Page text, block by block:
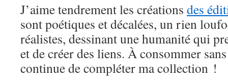
J’aime tendrement les créations des
sont poétiques et décalées, un rien
réalistes, dessinant une humanité qui
et de créer des liens. À consommer
continue de compléter ma collection !